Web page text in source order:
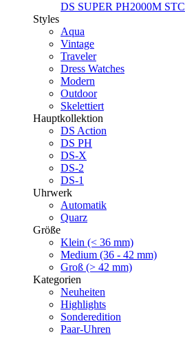
DS SUPER PH2000M STC
Styles
Aqua
Vintage
Traveler
Dress Watches
Modern
Outdoor
Skelettiert
Hauptkollektion
DS Action
DS PH
DS-X
DS-2
DS-1
Uhrwerk
Automatik
Quarz
Größe
Klein (< 36 mm)
Medium (36 - 42 mm)
Groß (> 42 mm)
Kategorien
Neuheiten
Highlights
Sonderedition
Paar-Uhren